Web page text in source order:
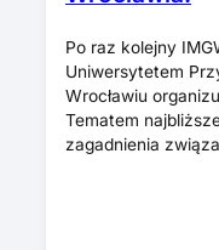
Po raz kolejny
Uniwersytetem
Wrocławiu
Tematem
zagadnienia